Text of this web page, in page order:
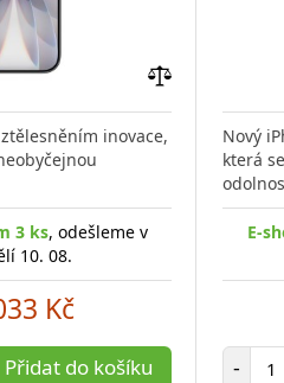
porovnání
inovace,
3 ks, odešleme v
10. 08.
Kč
Přidat do košíku
Nový
která
E-
-